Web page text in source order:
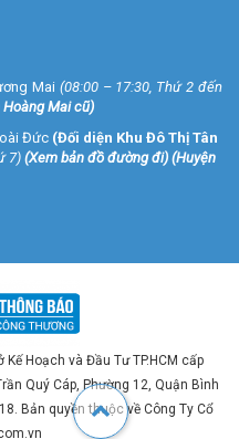
Mai (08:00 – 17:30, Thứ 2 đến
Hoàng Mai cũ)
Đức (Đối diện Khu Đô Thị Tân
7) (Xem bản đồ đường đi) (Huyện
Hoạch và Đầu Tư TP.HCM cấp
Quý Cáp, Phường 12, Quận Bình
Bản quyền thuộc về Công Ty Cổ